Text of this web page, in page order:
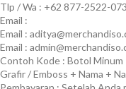
Tlp / Wa : +62 877-2522-
Email :
Email :
Email :
Contoh Kode : Botol Minum
Grafir / Emboss + Nama +